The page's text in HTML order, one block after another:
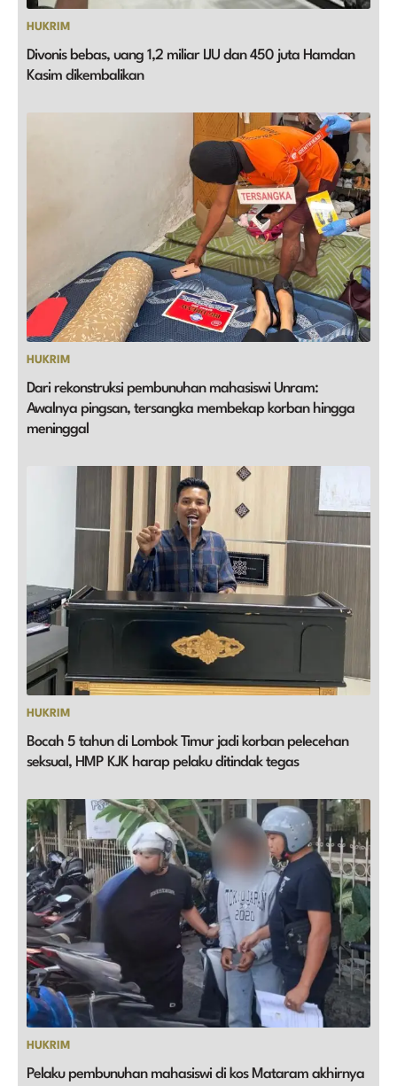
HUKRIM
Divonis bebas, uang 1,2 miliar IJU dan 450 juta Hamdan
Kasim dikembalikan
HUKRIM
Dari rekonstruksi pembunuhan mahasiswi Unram:
Awalnya pingsan, tersangka membekap korban hingga
meninggal
HUKRIM
Bocah 5 tahun di Lombok Timur jadi korban pelecehan
seksual, HMP KJK harap pelaku ditindak tegas
HUKRIM
Pelaku pembunuhan mahasiswi di kos Mataram akhirnya